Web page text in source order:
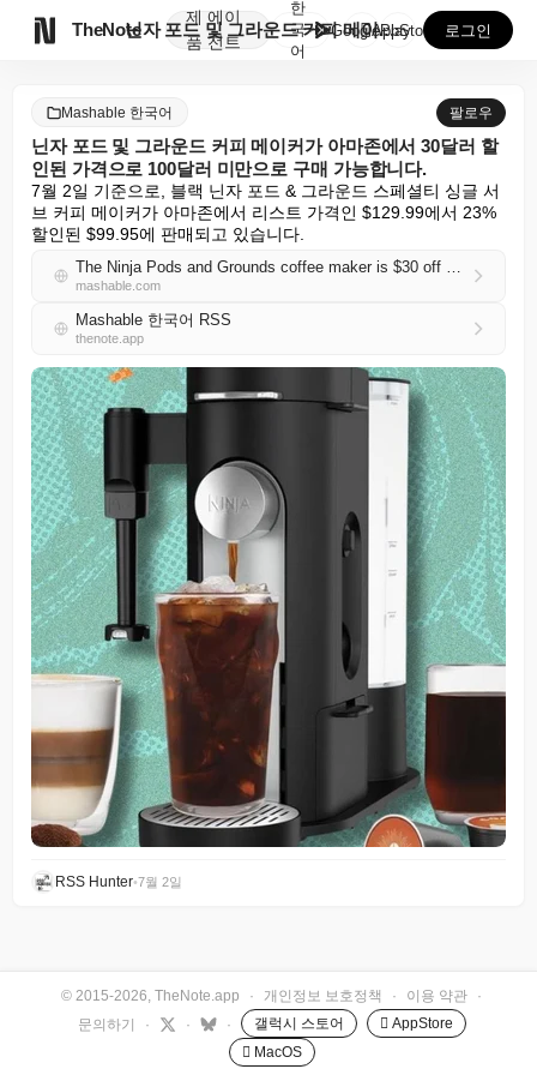
TheNote
제
품
에이
전트
닌자 포드 및 그라운드 커피 메이커가 아마존에서 30달...
한
국
어
GooglePlay
AppStore 로그인
Mashable 한국어 팔로우
닌자 포드 및 그라운드 커피 메이커가 아마존에서 30달러 할
인된 가격으로 100달러 미만으로 구매 가능합니다.
7월 2일 기준으로, 블랙 닌자 포드 & 그라운드 스페셜티 싱글 서
브 커피 메이커가 아마존에서 리스트 가격인 $129.99에서 23%
할인된 $99.95에 판매되고 있습니다.
The Ninja Pods and Grounds coffee maker is $30 off at Amazon — buy now for under $100
mashable.com
Mashable 한국어 RSS
thenote.app
RSS Hunter•7월 2일
© 2015-2026, TheNote.app · 개인정보 보호정책 · 이용 약관
·
문의하기
· · · 갤럭시 스토어
 AppStore
 MacOS